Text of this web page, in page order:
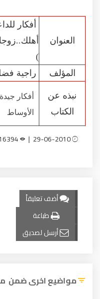
العنوان
أفكار
)
المؤلف
راجية
نبذه عن
الكتاب
أفكار
الأوساط
أضف تعليقاً
طباعة
أرسل لصديق
مواضيع اخرى ضمن